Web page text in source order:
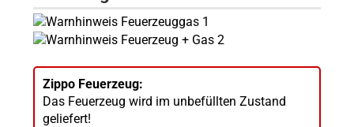
Zippo Feuerzeug:
Das Feuerzeug wird im unbefüllten Zustand
geliefert!